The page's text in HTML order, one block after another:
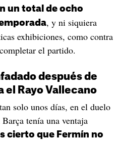
un total de ocho
, y ni siquiera
exhibiciones, como contra
el partido.
después de
el Rayo Vallecano
solo unos días, en el duelo
tenía una ventaja
cierto que Fermín no